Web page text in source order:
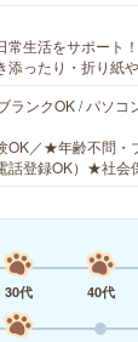
常生活をサポー
添ったり・折り紙
ランクOK / パソコ
OK／★年齢不問
話登録OK）★社
30代 40代